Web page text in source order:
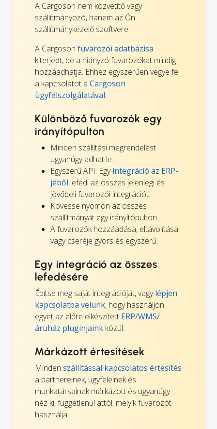
A Cargoson nem közvetítő vagy
szállítmányozó, hanem az Ön
szállítmánykezelő szoftvere.
A Cargoson fuvarozói adatbázisa
kiterjedt, de a hiányzó fuvarozókat mindig
hozzáadhatja. Ehhez egyszerűen vegye fel
a kapcsolatot a Cargoson
ügyfélszolgálatával.
Különböző fuvarozók egy
irányítópulton
Minden szállítási megrendelést
ugyanúgy adhat le.
Egyszerű API: Egyintegráció az ERP-
jéből lefedi az összes jelenlegi és
jövőbeli fuvarozói integrációt.
Kövesse nyomon az összes
szállítmányát egy irányítópulton.
A fuvarozók hozzáadása, eltávolítása
vagy cseréje gyors és egyszerű.
Egy integráció az összes
lefedésére
Építse meg saját integrációját, vagylépjen
kapcsolatba velünk, hogy használjon
egyet az előre elkészített ERP/WMS/
áruház pluginjaink közül.
Márkázott értesítések
Minden szállítással kapcsolatos értesítés
a partnereinek, ügyfeleinek és
munkatársainak márkázott és ugyanúgy
néz ki, függetlenül attól, melyik fuvarozót
használja.